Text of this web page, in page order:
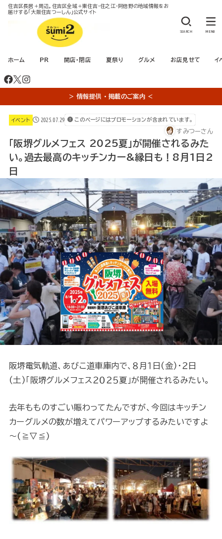
住吉区長居＋周辺。住吉区全域＋東住吉・住之江・阿倍野の地域情報をお
届けする「大阪住吉つーしん」公式サイト
ホーム PR 開店・閉店 夏祭り グルメ お店見せて イ
SEARCH MENU
＞ 情報提供 ・ 掲載のご案内 ＜
イベント 2025.07.29 このページにはプロモーションが含まれています。
すみつーさん
「阪堺グルメフェス 2025夏」が開催されるみた
い。過去最高のキッチンカー&縁日も！8月1日2
日
阪堺電気軌道、あびこ道車庫内で、８月１日(金)・２日
(土)「阪堺グルメフェス２０２５夏」が開催されるみたい。
去年もものすごい賑わってたんですが、今回はキッチン
カーグルメの数が増えてパワーアップするみたいですよ
～(≧▽≦)